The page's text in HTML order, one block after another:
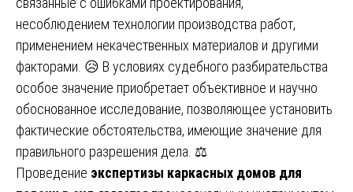
несоблюдением технологии производства работ,
применением некачественных материалов и другими
факторами. 😥 В условиях судебного разбирательства
особое значение приобретает объективное и научно
обоснованное исследование, позволяющее установить
фактические обстоятельства, имеющие значение для
правильного разрешения дела. ⚖️
Проведение экспертизы каркасных домов для